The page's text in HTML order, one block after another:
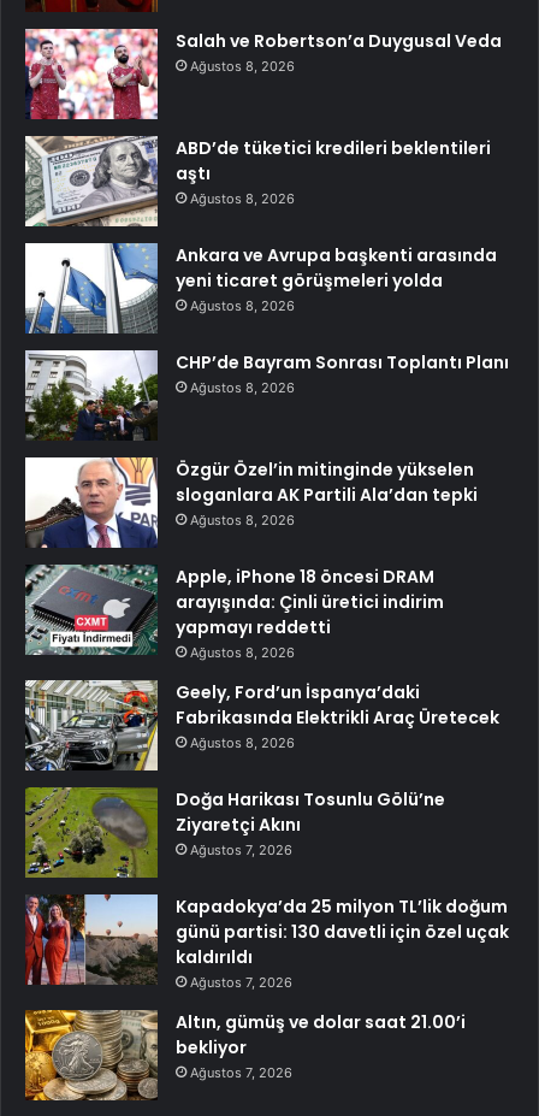
Salah ve Robertson’a Duygusal Veda
Ağustos 8, 2026
ABD’de tüketici kredileri beklentileri
aştı
Ağustos 8, 2026
Ankara ve Avrupa başkenti arasında
yeni ticaret görüşmeleri yolda
Ağustos 8, 2026
CHP’de Bayram Sonrası Toplantı Planı
Ağustos 8, 2026
Özgür Özel’in mitinginde yükselen
sloganlara AK Partili Ala’dan tepki
Ağustos 8, 2026
Apple, iPhone 18 öncesi DRAM
arayışında: Çinli üretici indirim
yapmayı reddetti
Ağustos 8, 2026
Geely, Ford’un İspanya’daki
Fabrikasında Elektrikli Araç Üretecek
Ağustos 8, 2026
Doğa Harikası Tosunlu Gölü’ne
Ziyaretçi Akını
Ağustos 7, 2026
Kapadokya’da 25 milyon TL’lik doğum
günü partisi: 130 davetli için özel uçak
kaldırıldı
Ağustos 7, 2026
Altın, gümüş ve dolar saat 21.00’i
bekliyor
Ağustos 7, 2026